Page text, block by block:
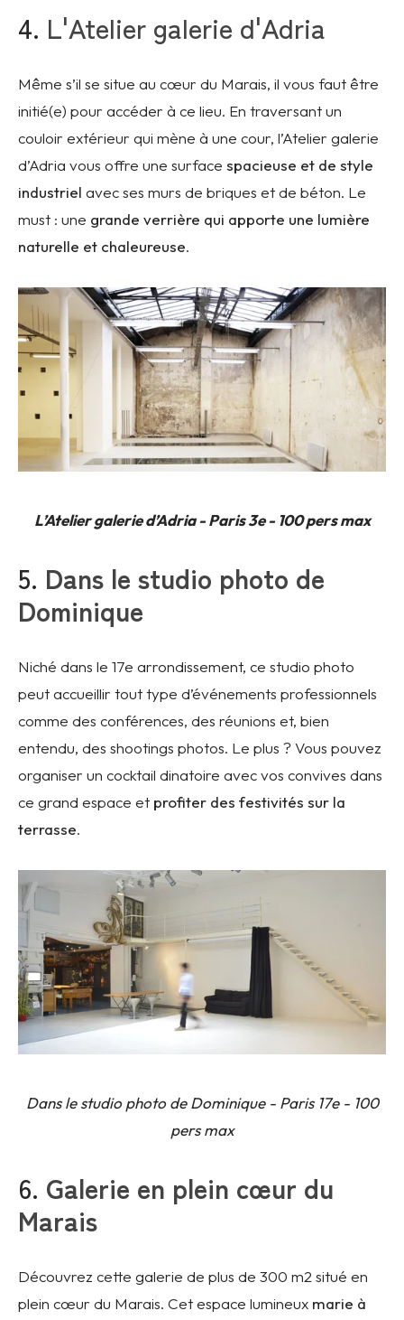
4. L'Atelier galerie d'Adria
Même s’il se situe au cœur du Marais, il vous faut être
initié(e) pour accéder à ce lieu. En traversant un
couloir extérieur qui mène à une cour, l’Atelier galerie
d’Adria vous offre une surface spacieuse et de style
industriel avec ses murs de briques et de béton. Le
must : une grande verrière qui apporte une lumière
naturelle et chaleureuse.
L’Atelier galerie d’Adria - Paris 3e - 100 pers max
5. Dans le studio photo de
Dominique
Niché dans le 17e arrondissement, ce studio photo
peut accueillir tout type d’événements professionnels
comme des conférences, des réunions et, bien
entendu, des shootings photos. Le plus ? Vous pouvez
organiser un cocktail dinatoire avec vos convives dans
ce grand espace et profiter des festivités sur la
terrasse.
Dans le studio photo de Dominique - Paris 17e - 100
pers max
6. Galerie en plein cœur du
Marais
Découvrez cette galerie de plus de 300 m2 situé en
plein cœur du Marais. Cet espace lumineux marie à